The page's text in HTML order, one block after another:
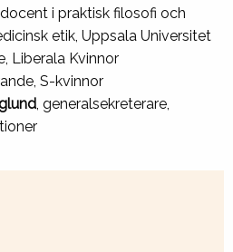
i praktisk filosofi och
etik, Uppsala Universitet
Liberala Kvinnor
S-kvinnor
, generalsekreterare,